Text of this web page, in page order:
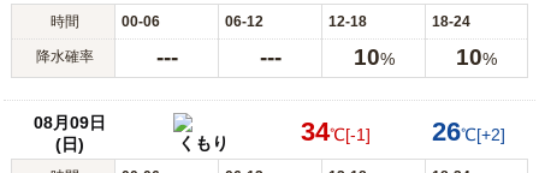
時間 00-06 06-12 12-18 18-24
降水確率 --- --- 10% 10%
08月09日
(日)
くもり 34℃[-1] 26℃[+2]